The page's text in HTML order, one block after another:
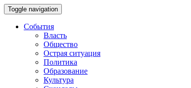
Toggle navigation
События
Власть
Общество
Острая ситуация
Политика
Образование
Культура